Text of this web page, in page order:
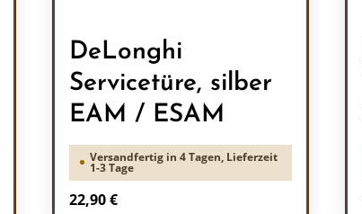
DeLonghi
Servicetüre, silber
EAM / ESAM
Versandfertig in 4 Tagen, Lieferzeit
1-3 Tage
Regulärer Preis:
22,90 €